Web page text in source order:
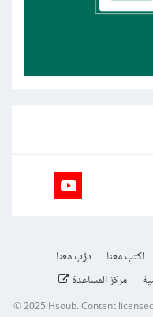
اكتب معنا
درّب معنا
مركز المساعدة
© 2025Hsoub.Content